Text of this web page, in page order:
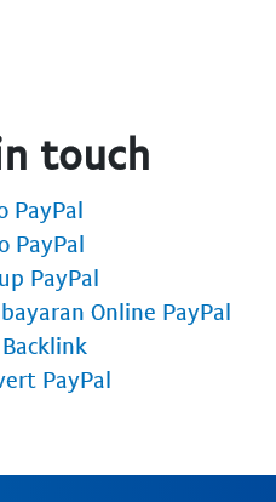
touch
PayPal
PayPal
PayPal
Online PayPal
Backlink
PayPal